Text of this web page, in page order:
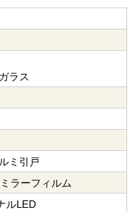
ラス
ミ引戸
ラーフィルム
ルLED